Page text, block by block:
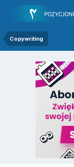
Copywriting